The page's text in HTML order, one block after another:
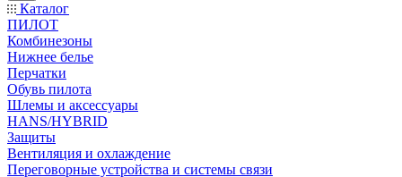
Каталог
ПИЛОТ
Комбинезоны
Нижнее белье
Перчатки
Обувь пилота
Шлемы и аксессуары
HANS/HYBRID
Защиты
Вентиляция и охлаждение
Переговорные устройства и системы связи